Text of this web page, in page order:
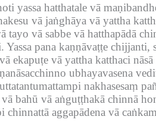
yassa hatthatale vā
vā jaṅghāya vā yattha
tayo vā sabbe vā hatthapādā
Yassa pana kaṇṇāvaṭṭe chijjanti,
ekapuṭe vā yattha katthaci
ubhayavasena
nakhasesaṃ
bahū vā aṅguṭṭhakā chinnā
chinnattā aggapādena vā